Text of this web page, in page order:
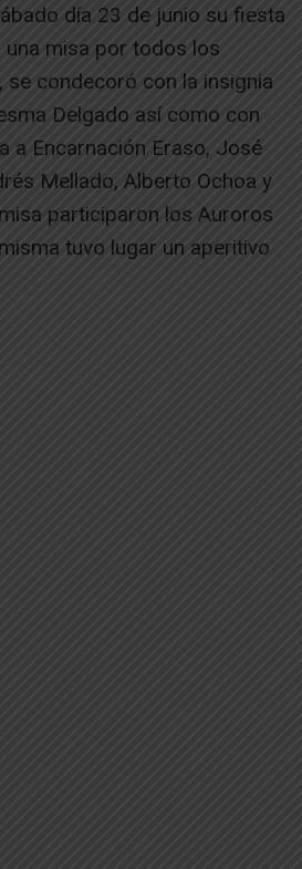
día 23 de junio su fiesta
una misa por todos los
se condecoró con la insignia
Delgado así como con
a Encarnación Eraso, José
Mellado, Alberto Ochoa y
participaron los Auroros
tuvo lugar un aperitivo